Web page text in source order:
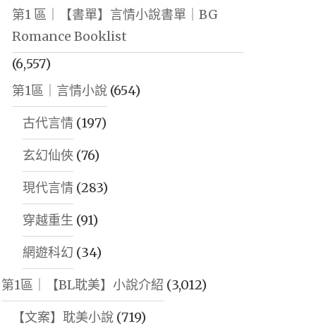
第1 區｜【書單】言情小說書單｜BG
Romance Booklist
(6,557)
第1區｜言情小說(654)
古代言情(197)
玄幻仙俠 (76)
現代言情(283)
穿越重生 (91)
網遊科幻 (34)
第1區｜【BL耽美】小說介紹 (3,012)
【文案】耽美小說(719)